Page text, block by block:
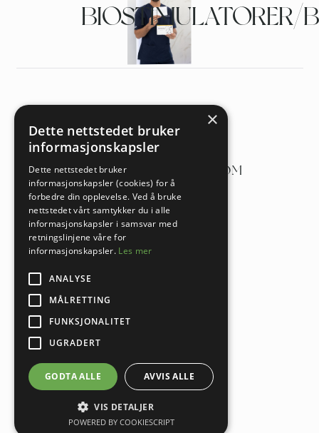
BIOSTIMULATORER/
a/HOLTEGATA 32,
0355 OSLO
k/ADMIN@FEMLONE.COM
t/+47 461 19 496
Personvernerklæring
Visivo
×
Dette nettstedet bruker
informasjonskapsler
Dette nettstedet bruker
informasjonskapsler (cookies) for å
forbedre din opplevelse. Ved å bruke
nettstedet vårt samtykker du i alle
informasjonskapsler i samsvar med
retningslinjene våre for
informasjonskapsler. Les mer
ANALYSE
MÅLRETTING
FUNKSJONALITET
UGRADERT
GODTA ALLE AVVIS ALLE
VIS DETALJER
POWERED BY COOKIESCRIPT